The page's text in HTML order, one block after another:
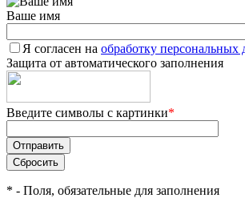
Ваше имя
Я согласен на обработку персональных
Защита от автоматического заполнения
Введите символы с картинки*
* - Поля, обязательные для заполнения